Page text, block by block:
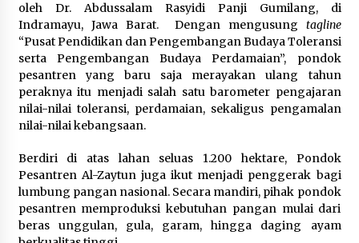
oleh Dr. Abdussalam Rasyidi Panji Gumilang, di
Indramayu, Jawa Barat. Dengan mengusung tagline
“Pusat Pendidikan dan Pengembangan Budaya Toleransi
serta Pengembangan Budaya Perdamaian”, pondok
pesantren yang baru saja merayakan ulang tahun
peraknya itu menjadi salah satu barometer pengajaran
nilai-nilai toleransi, perdamaian, sekaligus pengamalan
nilai-nilai kebangsaan.
Berdiri di atas lahan seluas 1.200 hektare, Pondok
Pesantren Al-Zaytun juga ikut menjadi penggerak bagi
lumbung pangan nasional. Secara mandiri, pihak pondok
pesantren memproduksi kebutuhan pangan mulai dari
beras unggulan, gula, garam, hingga daging ayam